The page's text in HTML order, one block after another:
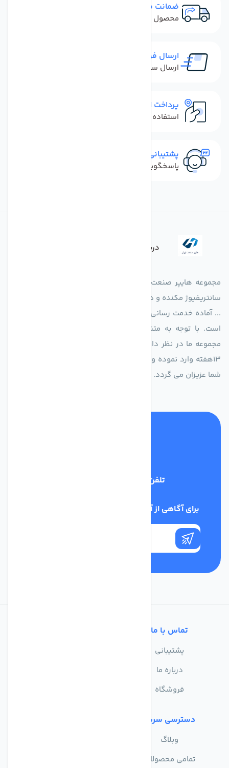
ضمانت مرجوعی
محصول نباید آسیب دیده باشد
ارسال فوری
ارسال سفارش در کمترین زمان ممکن
پرداخت امن
استفاده از روش‌های پرداخت امن
پشتیبانی سریع
پاسخگویی سریع به تماس‌ها و پیام‌ها
درباره فروشگاه
مجموعه هایپر صنعت ایران در امر تولید و واردات انواع فن های
سانتریفیوژ مکنده و دمنده آکسیال، سقفی، بین کانالی، مرغداری و
... آماده خدمت رسانی به شرکت های تولیدی، صنعتی و ساختمانی
است. با توجه به متنوع بودن فن های تولیدی کمپانی اروپایی
مجموعه ما در نظر دارد کالاهای تخصصی شما عزیزان رو در صرف
13هفته وارد نموده و این عمر باعث صرفه جویی در هزینه و زمان
شما عزیزان می گردد.
تلفن پشتیبانی
برای آگاهی از آخرین اخبار در خبرنامه ما عضو شوید
تماس با ما
پشتیبانی
درباره ما
فروشگاه
دسترسی سریع
وبلاگ
تمامی محصولات